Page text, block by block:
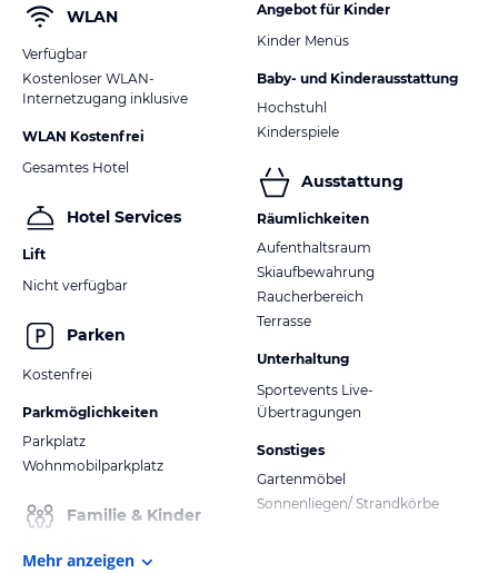
WLAN
Verfügbar
Kostenloser WLAN-
Internetzugang inklusive
WLAN Kostenfrei
Gesamtes Hotel
Hotel Services
Lift
Nicht verfügbar
Parken
Kostenfrei
Parkmöglichkeiten
Parkplatz
Wohnmobilparkplatz
Familie & Kinder
Angebot für Kinder
Kinder Menüs
Baby- und Kinderausstattung
Hochstuhl
Kinderspiele
Ausstattung
Räumlichkeiten
Aufenthaltsraum
Skiaufbewahrung
Raucherbereich
Terrasse
Unterhaltung
Sportevents Live-
Übertragungen
Sonstiges
Gartenmöbel
Sonnenliegen/ Strandkörbe
Mehr anzeigen